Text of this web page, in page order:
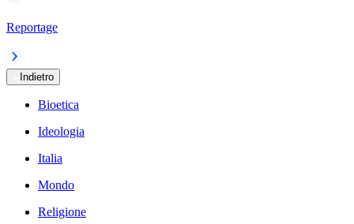
Reportage
Indietro
Bioetica
Ideologia
Italia
Mondo
Religione